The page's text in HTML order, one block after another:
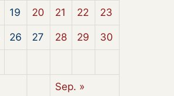
19 20 21 22 23
26 27 28 29 30
Sep. »